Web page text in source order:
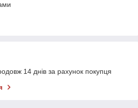
14 днів за рахунок покупця